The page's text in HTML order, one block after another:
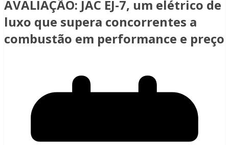
AVALIAÇÃO: JAC EJ-7, um elétrico de
luxo que supera concorrentes a
combustão em performance e preço